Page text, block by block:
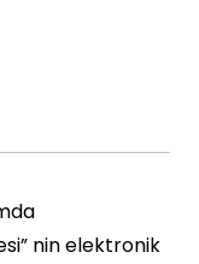
nin elektronik